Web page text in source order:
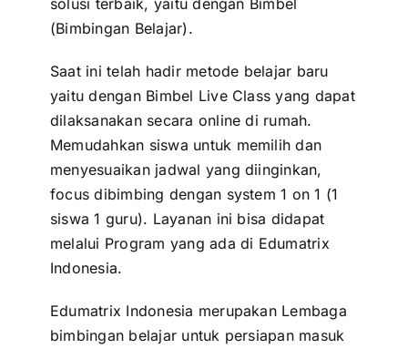
(Bimbingan Belajar).
Saat ini telah hadir metode belajar baru
yaitu dengan Bimbel Live Class yang dapat
dilaksanakan secara online di rumah.
Memudahkan siswa untuk memilih dan
menyesuaikan jadwal yang diinginkan,
focus dibimbing dengan system 1 on 1 (1
siswa 1 guru). Layanan ini bisa didapat
melalui Program yang ada di Edumatrix
Indonesia.
Edumatrix Indonesia merupakan Lembaga
bimbingan belajar untuk persiapan masuk